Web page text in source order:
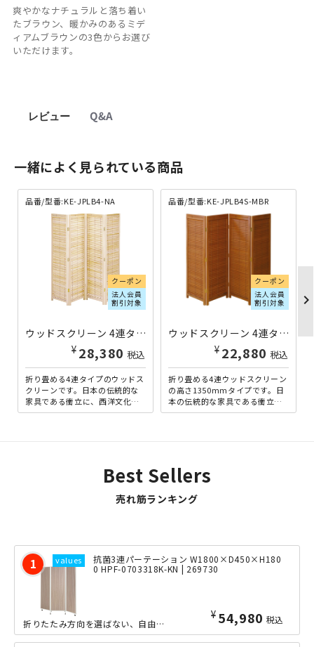
爽やかなナチュラルと落ち着い
たブラウン、暖かみのあるミデ
ィアムブラウンの3色からお選び
いただけます。
レビュー Q&A
一緒によく見られている商品
品番/型番:KE-JPLB4-NA
クーポン
法人会員
割引対象
ウッドスクリーン 4連タイプ W1800×D25×H1720 ナチュラル KE-JPLB4-NA | 802949
¥ 28,380 税込
折り畳める4連タイプのウッドス
クリーンです。日本の伝統的な
家具である衝立に、西洋文化の
ブラインド機能を持たせること
品番/型番:KE-JPLB4S-MBR
クーポン
法人会員
割引対象
ウッドスクリーン 4連タイプ W1800×D25×H1350 ミディアムブラウン KE-JPLB4S-MBR | 819027
¥ 22,880 税込
折り畳める4連ウッドスクリーン
の高さ1350mmタイプです。日
本の伝統的な家具である衝立
に、西洋文化のブラインド機能
chevron_right
Best Sellers
売れ筋ランキング
抗菌3連パーテーション W1800×D450×H180
0 HPF-0703318K-KN | 269730
¥ 54,980 税込
折りたたみ方向を選ばない、自由なレイアウトが可能な全開幅1800mmの折りたたみ...